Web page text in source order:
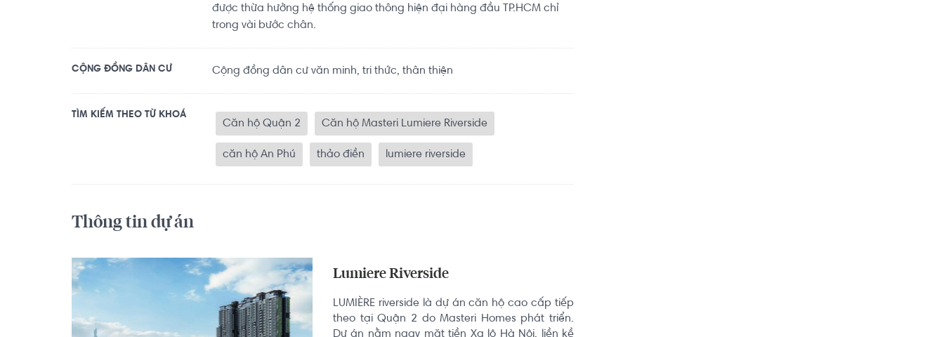
được thừa hưởng hệ thống giao thông hiện đại hàng đầu TP.HCM chỉ
trong vài bước chân.
CỘNG ĐỒNG DÂN CƯ Cộng đồng dân cư văn minh, tri thức, thân thiện
TÌM KIẾM THEO TỪ KHOÁ
Căn hộ Quận 2 Căn hộ Masteri Lumiere Riverside
căn hộ An Phú thảo điền lumiere riverside
Thông tin dự án
Lumiere Riverside
LUMIÈRE riverside là dự án căn hộ cao cấp tiếp
theo tại Quận 2 do Masteri Homes phát triển.
Dự án nằm ngay mặt tiền Xa lộ Hà Nội, liền kề